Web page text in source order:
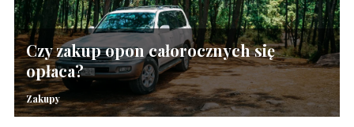
Czy zakup opon całorocznych się
opłaca?
Zakupy